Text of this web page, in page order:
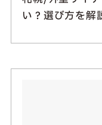
い？選び方を解